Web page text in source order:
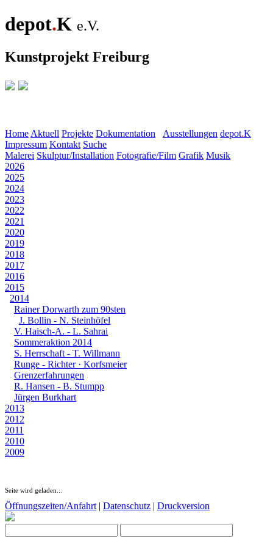
depot.K e.V.
Kunstprojekt Freiburg
Home Aktuell Projekte Dokumentation Ausstellungen depot.K
Impressum Kontakt Suche
Malerei Skulptur/Installation Fotografie/Film Grafik Musik
2026
2025
2024
2023
2022
2021
2020
2019
2018
2017
2016
2015
2014
Rainer Dorwarth zum 90sten
J. Bollin - N. Steinhöfel
V. Haisch-A. - L. Sahrai
Sommeraktion 2014
S. Herrschaft - T. Willmann
Runge - Richter · Korfsmeier
Grenzerfahrungen
R. Hansen - B. Stumpp
Jürgen Burkhart
2013
2012
2011
2010
2009
Seite wird geladen...
Öffnungszeiten/Anfahrt | Datenschutz | Druckversion